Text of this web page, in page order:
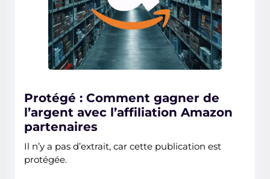
Protégé : Comment gagner de
l’argent avec l’affiliation Amazon
partenaires
Il n’y a pas d’extrait, car cette publication est
protégée.